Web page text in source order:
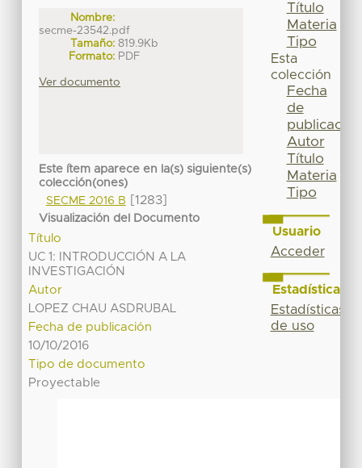
Nombre:
secme-23542.pdf
Tamaño: 819.9Kb
Formato: PDF
Ver documento
Este ítem aparece en la(s) siguiente(s)
colección(ones)
SECME 2016 B
[1283]
Visualización del Documento
Título
UC 1: INTRODUCCIÓN A LA
INVESTIGACIÓN
Autor
LOPEZ CHAU ASDRUBAL
Fecha de publicación
10/10/2016
Tipo de documento
Proyectable
Título
Materia
Tipo
Esta
colección
Fecha
de
publicación
Autor
Título
Materia
Tipo
Usuario
Acceder
Estadísticas
Estadísticas
de uso